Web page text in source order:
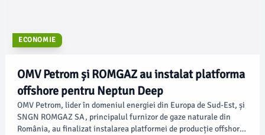
ECONOMIE
OMV Petrom și ROMGAZ au instalat platforma
offshore pentru Neptun Deep
OMV Petrom, lider în domeniul energiei din Europa de Sud-Est, și
SNGN ROMGAZ SA, principalul furnizor de gaze naturale din
România, au finalizat instalarea platformei de producție offshore